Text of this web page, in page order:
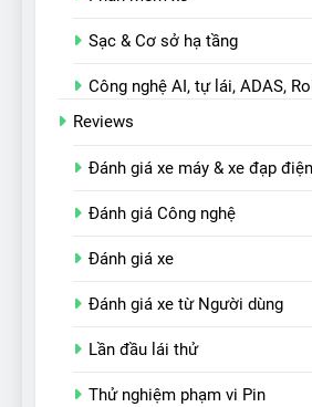
Sạc & Cơ sở hạ tầng
Công nghệ AI, tự lái, ADAS,
Reviews
Đánh giá xe máy & xe đạp điện
Đánh giá Công nghệ
Đánh giá xe
Đánh giá xe từ Người dùng
Lần đầu lái thử
Thử nghiệm phạm vi Pin